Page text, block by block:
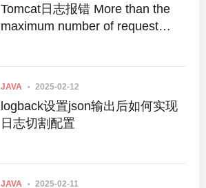
Tomcat日志报错 More than the
maximum number of request
JAVA 2025-02-12
logback设置json输出后如何实现
日志切割配置
JAVA 2025-02-11